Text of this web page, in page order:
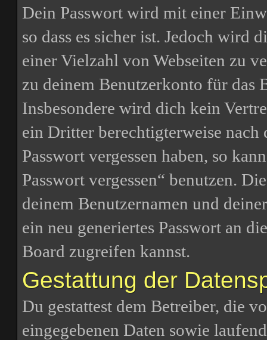
Dein Passwort wird mit einer
so dass es sicher ist. Jedoch wird
einer Vielzahl von Webseiten zu
zu deinem Benutzerkonto für das
Insbesondere wird dich kein
ein Dritter berechtigterweise nach
Passwort vergessen haben, so
Passwort vergessen“ benutzen.
deinem Benutzernamen und
ein neu generiertes Passwort an
Board zugreifen kannst.
Gestattung der
Du gestattest dem Betreiber, die
eingegebenen Daten sowie